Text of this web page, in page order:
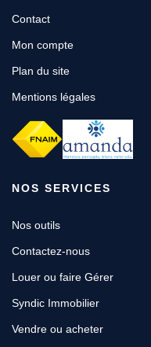
Contact
Mon compte
Plan du site
Mentions légales
NOS SERVICES
Nos outils
Contactez-nous
Louer ou faire Gérer
Syndic Immobilier
Vendre ou acheter